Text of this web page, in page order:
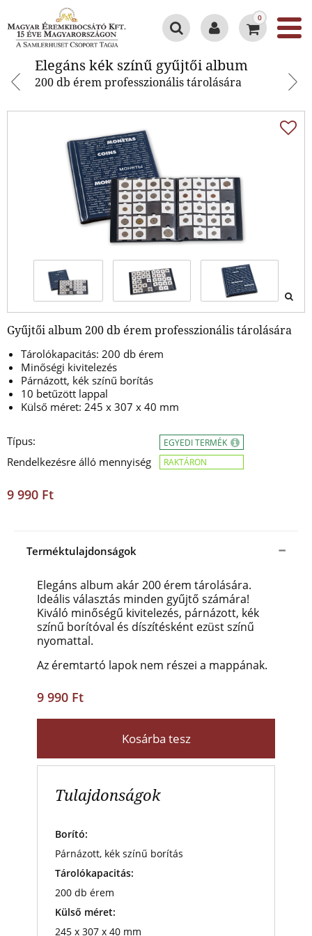
0
Elegáns kék színű gyűjtői album
200 db érem professzionális tárolására
Gyűjtői album 200 db érem professzionális tárolására
Tárolókapacitás: 200 db érem
Minőségi kivitelezés
Párnázott, kék színű borítás
10 betűzött lappal
Külső méret: 245 x 307 x 40 mm
Típus:
Rendelkezésre álló mennyiség
EGYEDI TERMÉK
RAKTÁRON
9 990 Ft
Terméktulajdonságok
Elegáns album akár 200 érem tárolására.
Ideális választás minden gyűjtő számára!
Kiváló minőségű kivitelezés, párnázott, kék
színű borítóval és díszítésként ezüst színű
nyomattal.
Az éremtartó lapok nem részei a mappának.
9 990 Ft
Kosárba tesz
Tulajdonságok
Borító:
Párnázott, kék színű borítás
Tárolókapacitás:
200 db érem
Külső méret:
245 x 307 x 40 mm
Elegáns kék színű gyűjtői album